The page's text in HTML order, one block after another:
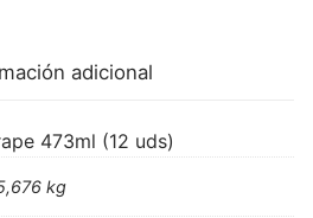
adicional
473ml (12 uds)
kg